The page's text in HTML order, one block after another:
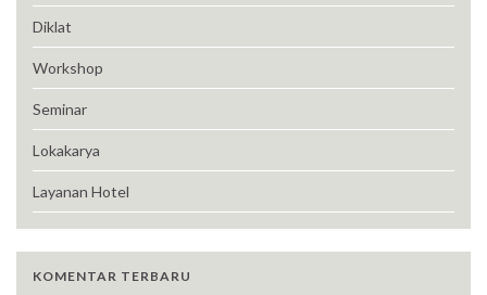
Diklat
Workshop
Seminar
Lokakarya
Layanan Hotel
KOMENTAR TERBARU